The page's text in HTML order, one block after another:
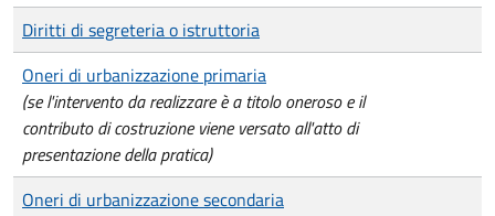
Diritti di segreteria o istruttoria
Oneri di urbanizzazione primaria
(se l'intervento da realizzare è a titolo oneroso e il
contributo di costruzione viene versato all'atto di
presentazione della pratica)
Oneri di urbanizzazione secondaria